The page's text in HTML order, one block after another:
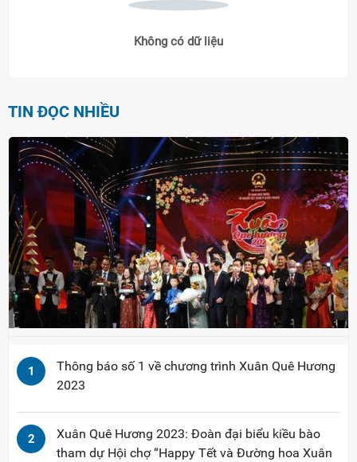
Không có dữ liệu
TIN ĐỌC NHIỀU
1
Thông báo số 1 về chương trình Xuân Quê Hương
2023
2
Xuân Quê Hương 2023: Đoàn đại biểu kiều bào
tham dự Hội chợ “Happy Tết và Đường hoa Xuân